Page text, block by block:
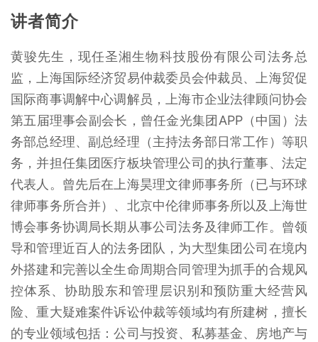
讲者简介
黄骏先生，现任圣湘生物科技股份有限公司法务总
监，上海国际经济贸易仲裁委员会仲裁员、上海贸促
国际商事调解中心调解员，上海市企业法律顾问协会
第五届理事会副会长，曾任金光集团APP（中国）法
务部总经理、副总经理（主持法务部日常工作）等职
务，并担任集团医疗板块管理公司的执行董事、法定
代表人。曾先后在上海昊理文律师事务所（已与环球
律师事务所合并）、北京中伦律师事务所以及上海世
博会事务协调局长期从事公司法务及律师工作。曾领
导和管理近百人的法务团队，为大型集团公司在境内
外搭建和完善以全生命周期合同管理为抓手的合规风
控体系、协助股东和管理层识别和预防重大经营风
险、重大疑难案件诉讼仲裁等领域均有所建树，擅长
的专业领域包括：公司与投资、私募基金、房地产与